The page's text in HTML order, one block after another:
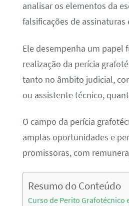
analisar os elementos da
falsificações de assinaturas
Ele desempenha um papel
realização da perícia
tanto no âmbito judicial,
ou assistente técnico,
O campo da perícia
amplas oportunidades e
promissoras, com
Resumo do Conteúdo
Curso de Perito Grafotécnico